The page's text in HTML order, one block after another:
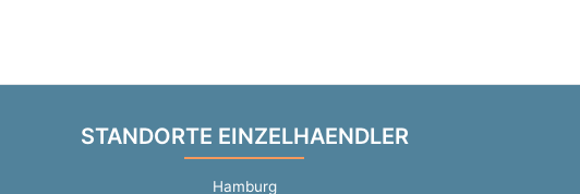
STANDORTE EINZELHAENDLER
Hamburg